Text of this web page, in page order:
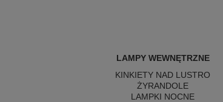
LAMPY WEWNĘTRZNE
KINKIETY NAD LUSTRO
ŻYRANDOLE
LAMPKI NOCNE